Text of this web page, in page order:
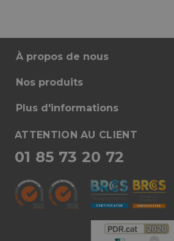
À propos de nous
Nos produits
Plus d'informations
ATTENTION AU CLIENT
01 85 73 20 72